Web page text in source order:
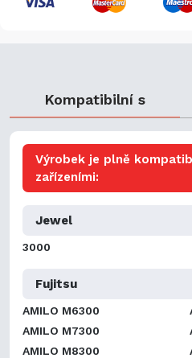
Kompatibilní s
Výrobek je plně
zařízeními:
Jewel
3000
Fujitsu
AMILO M6300
AMILO M7300
AMILO M8300